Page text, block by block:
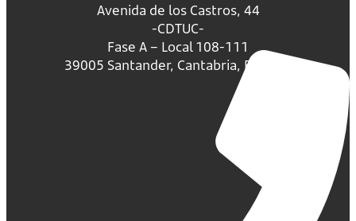
Avenida de los Castros, 44
-CDTUC-
Fase A – Local 108-111
39005 Santander, Cantabria, España.